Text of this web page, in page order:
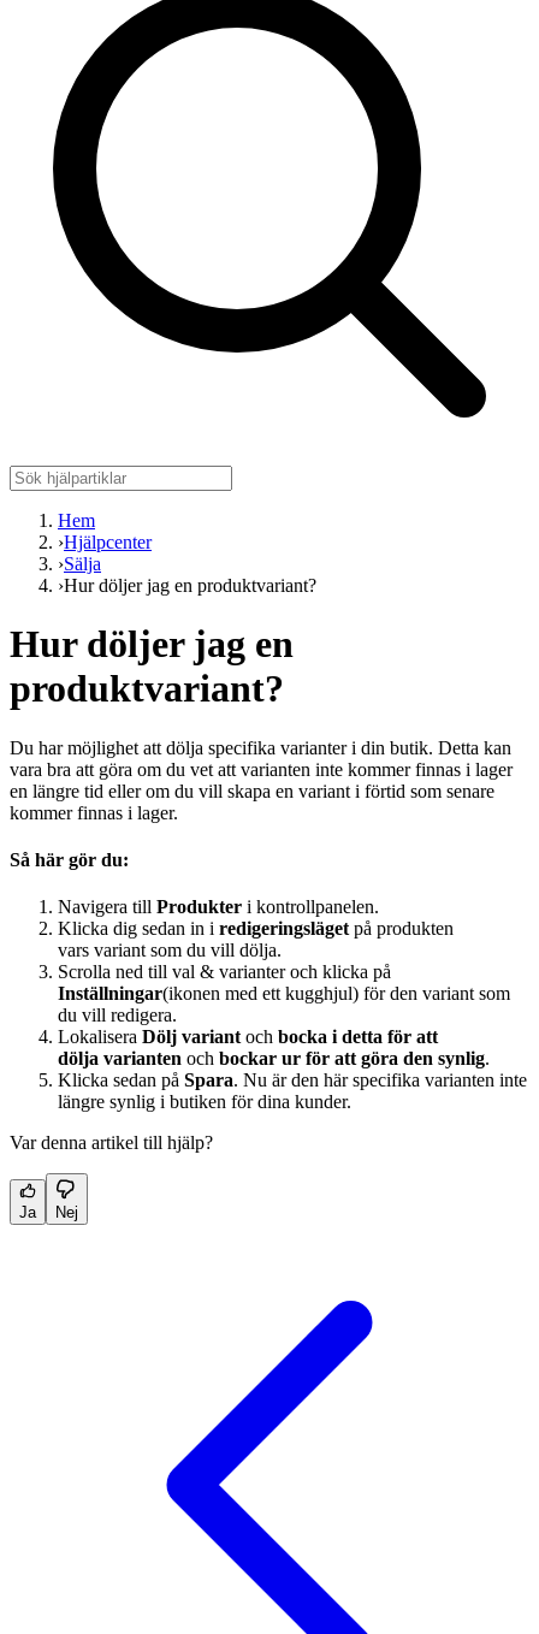
Hem
›Hjälpcenter
›Sälja
›Hur döljer jag en produktvariant?
Hur döljer jag en
produktvariant?
Du har möjlighet att dölja specifika varianter i din butik. Detta kan
vara bra att göra om du vet att varianten inte kommer finnas i lager
en längre tid eller om du vill skapa en variant i förtid som senare
kommer finnas i lager.
Så här gör du:
Navigera till Produkter i kontrollpanelen.
Klicka dig sedan in i redigeringslägetpå produkten
vars variant som du vill dölja.
Scrolla ned till val & varianter och klicka på
Inställningar(ikonen med ett kugghjul) för den variant som
du vill redigera.
Lokalisera Dölj variantoch bocka i detta för att
dölja varianten och bockar ur för att göra den synlig.
Klicka sedan på Spara. Nu är den här specifika varianten inte
längre synlig i butiken för dina kunder.
Var denna artikel till hjälp?
Ja Nej